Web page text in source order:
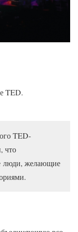
TED.
TED-
что
люди, желающие